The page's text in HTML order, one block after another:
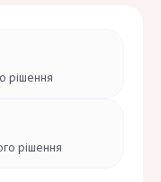
рішення
рішення